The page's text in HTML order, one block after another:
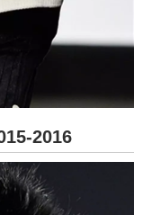
2016